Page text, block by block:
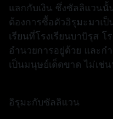
แลกกับเงิน ซึ่งซัลลิแวน
ต้องการซื้อตัวอิรุมะมาเ
เรียนที่โรงเรียนบาบิรุส
อำนวยการอยู่ด้วย และก
เป็นมนุษย์เด็ดขาด ไม่เ
อิรุมะกับซัลลิแวน